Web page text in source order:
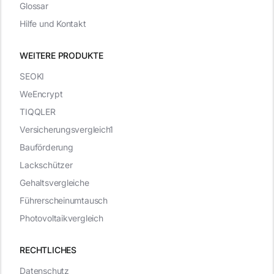
WEITERE PRODUKTE
RECHTLICHES
Datenschutz
Glossar
Hilfe und Kontakt
SEOKI
WeEncrypt
TIQQLER
Versicherungsvergleich1
Bauförderung
Lackschützer
Gehaltsvergleiche
Führerscheinumtausch
Photovoltaikvergleich